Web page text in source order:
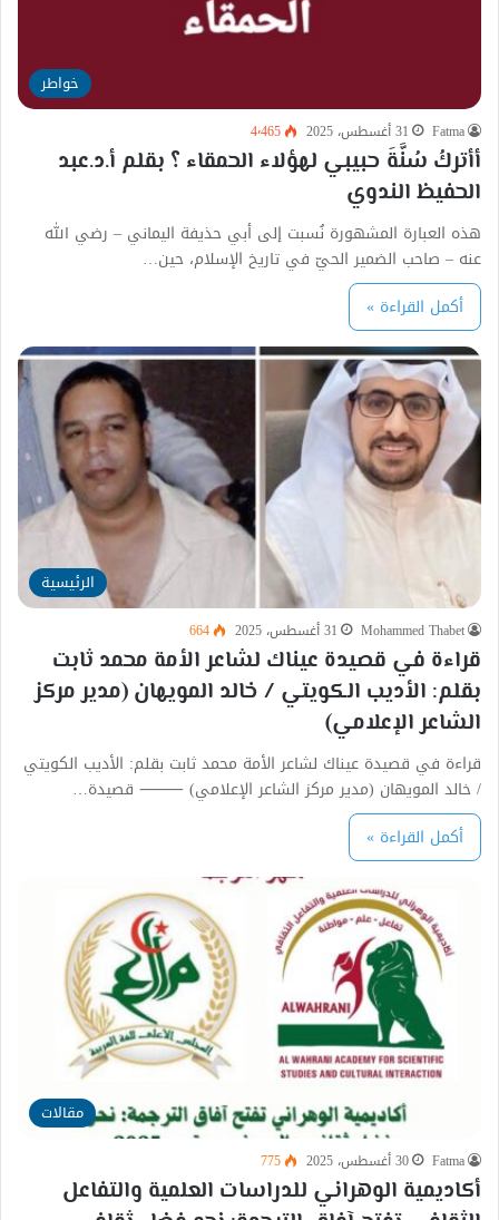
خواطر
Fatma 31 أغسطس، 2025 4٬465
أأتركُ سُنَّةَ حبيبي لهؤلاء الحمقاء ؟ بقلم أ.د.عبد
الحفيظ الندوي
هذه العبارة المشهورة نُسبت إلى أبي حذيفة اليماني – رضي الله
عنه – صاحب الضمير الحيّ في تاريخ الإسلام، حين…
أكمل القراءة »
الرئيسية
Mohammed Thabet 31 أغسطس، 2025 664
قراءة في قصيدة عيناك لشاعر الأمة محمد ثابت
بقلم: الأديب الكويتي / خالد المويهان (مدير مركز
الشاعر الإعلامي)
قراءة في قصيدة عيناك لشاعر الأمة محمد ثابت بقلم: الأديب الكويتي
/ خالد المويهان (مدير مركز الشاعر الإعلامي) ⸻ قصيدة…
أكمل القراءة »
مقالات
Fatma 30 أغسطس، 2025 775
أكاديمية الوهراني للدراسات العلمية والتفاعل